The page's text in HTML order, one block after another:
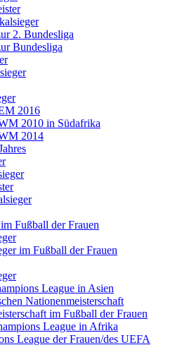
2. Bundesliga
Bundesliga
2016
2010 in Südafrika
2014
Fußball der Frauen
im Fußball der Frauen
League in Asien
Nationenmeisterschaft
im Fußball der Frauen
League in Afrika
League der Frauen/des UEFA